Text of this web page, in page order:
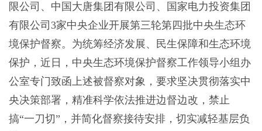
限公司、中国大唐集团有限公司、国家电力投资集团
有限公司3家中央企业开展第三轮第四批中央生态环
境保护督察。为统筹经济发展、民生保障和生态环境
保护，近日，中央生态环境保护督察工作领导小组办
公室专门致函上述被督察对象，要求坚决贯彻落实中
央决策部署，精准科学依法推进边督边改，禁止
搞“一刀切”，并简化督察接待安排，切实减轻基层负